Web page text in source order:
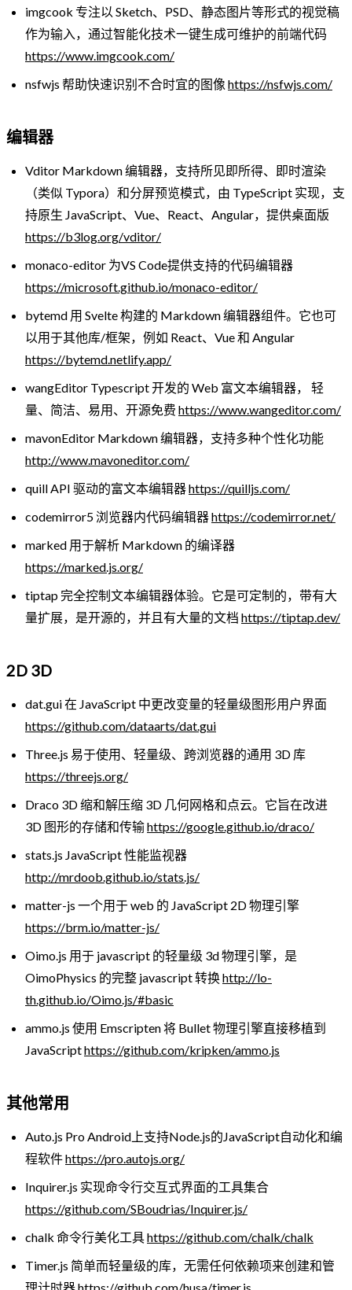
imgcook 专注以 Sketch、PSD、静态图片等形式的视觉稿
作为输入，通过智能化技术一键生成可维护的前端代码
https://www.imgcook.com/
nsfwjs 帮助快速识别不合时宜的图像 https://nsfwjs.com/
编辑器
Vditor Markdown 编辑器，支持所见即所得、即时渲染
（类似 Typora）和分屏预览模式，由 TypeScript 实现，支
持原生 JavaScript、Vue、React、Angular，提供桌面版
https://b3log.org/vditor/
monaco-editor 为VS Code提供支持的代码编辑器
https://microsoft.github.io/monaco-editor/
bytemd 用 Svelte 构建的 Markdown 编辑器组件。它也可
以用于其他库/框架，例如 React、Vue 和 Angular
https://bytemd.netlify.app/
wangEditor Typescript 开发的 Web 富文本编辑器， 轻
量、简洁、易用、开源免费 https://www.wangeditor.com/
mavonEditor Markdown 编辑器，支持多种个性化功能
http://www.mavoneditor.com/
quill API 驱动的富文本编辑器https://quilljs.com/
codemirror5 浏览器内代码编辑器https://codemirror.net/
marked 用于解析 Markdown 的编译器
https://marked.js.org/
tiptap 完全控制文本编辑器体验。它是可定制的，带有大
量扩展，是开源的，并且有大量的文档 https://tiptap.dev/
2D 3D
dat.gui 在 JavaScript 中更改变量的轻量级图形用户界面
https://github.com/dataarts/dat.gui
Three.js 易于使用、轻量级、跨浏览器的通用 3D 库
https://threejs.org/
Draco 3D 缩和解压缩 3D 几何网格和点云。它旨在改进
3D 图形的存储和传输https://google.github.io/draco/
stats.js JavaScript 性能监视器
http://mrdoob.github.io/stats.js/
matter-js 一个用于 web 的 JavaScript 2D 物理引擎
https://brm.io/matter-js/
Oimo.js 用于 javascript 的轻量级 3d 物理引擎，是
OimoPhysics 的完整 javascript 转换http://lo-
th.github.io/Oimo.js/#basic
ammo.js 使用 Emscripten 将 Bullet 物理引擎直接移植到
JavaScripthttps://github.com/kripken/ammo.js
其他常用
Auto.js Pro Android上支持Node.js的JavaScript自动化和编
程软件https://pro.autojs.org/
Inquirer.js 实现命令行交互式界面的工具集合
https://github.com/SBoudrias/Inquirer.js/
chalk 命令行美化工具https://github.com/chalk/chalk
Timer.js 简单而轻量级的库，无需任何依赖项来创建和管